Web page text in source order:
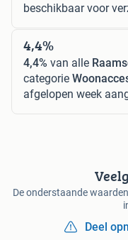
beschikbaar voor
4,4%
4,4% van alle
categorie
afgelopen week
De onderstaande
Deel